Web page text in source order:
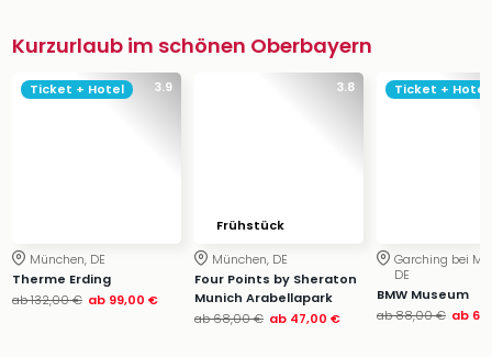
Kurzurlaub im schönen Oberbayern
3.9
Ticket + Hotel
München, DE
Therme Erding
ab132,00 € ab 99,00 €
3.8
Frühstück
München, DE
Four Points by Sheraton
Munich Arabellapark
ab68,00 € ab 47,00 €
Ticket + Hotel
Garching bei
DE
BMW Museum
ab88,00 € ab